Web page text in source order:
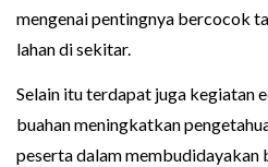
mengenai pentingnya bercocok
lahan di sekitar.
Selain itu terdapat juga kegiatan
buahan meningkatkan
peserta dalam membudidayakan